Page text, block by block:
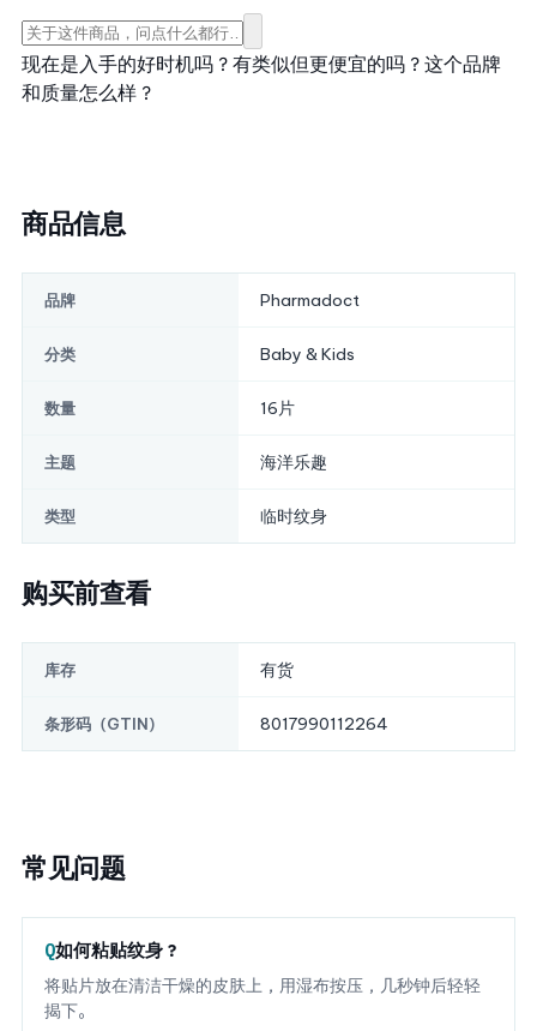
现在是入手的好时机吗？ 有类似但更便宜的吗？ 这个品牌
和质量怎么样？
商品信息
品牌 Pharmadoct
分类 Baby & Kids
数量 16片
主题 海洋乐趣
类型 临时纹身
购买前查看
库存 有货
条形码（GTIN） 8017990112264
常见问题
如何粘贴纹身？
将贴片放在清洁干燥的皮肤上，用湿布按压，几秒钟后轻轻
揭下。